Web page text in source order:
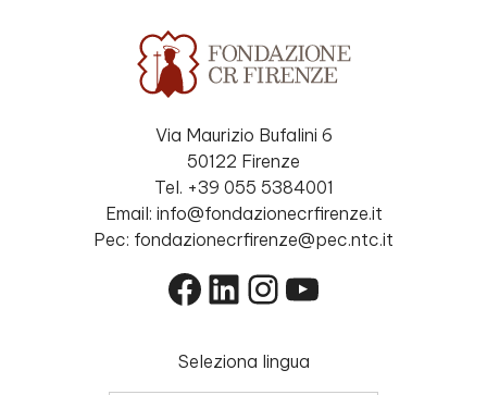
Via Maurizio Bufalini 6
50122 Firenze
Tel. +39 055 5384001
Email: info@fondazionecrfirenze.it
Pec: fondazionecrfirenze@pec.ntc.it
Facebook
LinkedIn
Instagram
YouTube
Seleziona lingua